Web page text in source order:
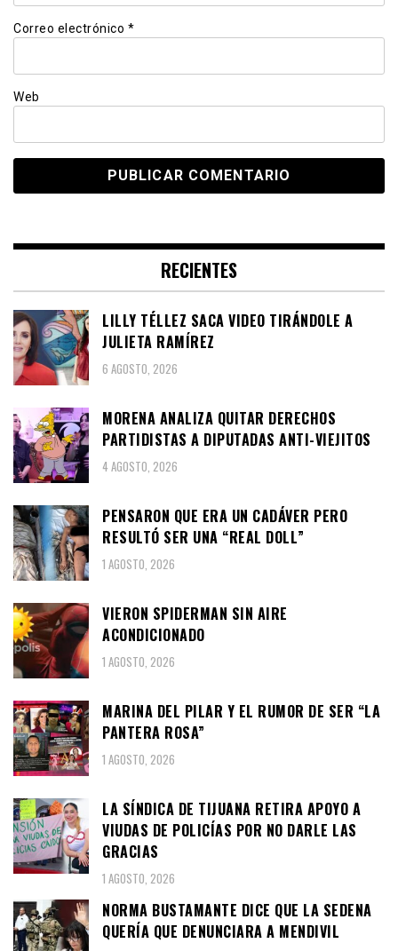
Correo electrónico *
Web
RECIENTES
LILLY TÉLLEZ SACA VIDEO TIRÁNDOLE A
JULIETA RAMÍREZ
6 AGOSTO, 2026
MORENA ANALIZA QUITAR DERECHOS
PARTIDISTAS A DIPUTADAS ANTI-VIEJITOS
4 AGOSTO, 2026
PENSARON QUE ERA UN CADÁVER PERO
RESULTÓ SER UNA “REAL DOLL”
1 AGOSTO, 2026
VIERON SPIDERMAN SIN AIRE
ACONDICIONADO
1 AGOSTO, 2026
MARINA DEL PILAR Y EL RUMOR DE SER “LA
PANTERA ROSA”
1 AGOSTO, 2026
LA SÍNDICA DE TIJUANA RETIRA APOYO A
VIUDAS DE POLICÍAS POR NO DARLE LAS
GRACIAS
1 AGOSTO, 2026
NORMA BUSTAMANTE DICE QUE LA SEDENA
QUERÍA QUE DENUNCIARA A MENDIVIL